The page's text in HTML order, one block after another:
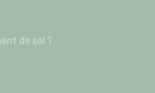
de sol ?